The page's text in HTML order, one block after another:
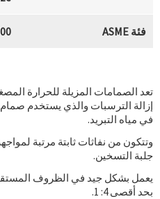
فئة ASME
تعد الصمامات المزيلة للحرارة
في مياه التبريد.
وتتكون من نفاثات ثابتة مرتبة
جلبة التسخين.
يعمل بشكل جيد في الظروف
بحد أقصى 4: 1.